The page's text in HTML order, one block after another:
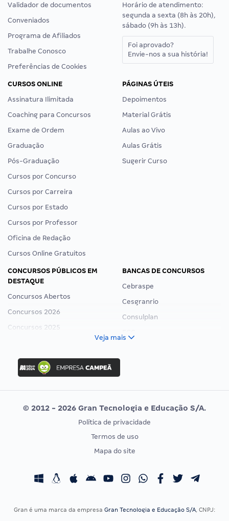
Validador de documentos
Conveniados
Programa de Afiliados
Trabalhe Conosco
Preferências de Cookies
Horário de atendimento:
segunda a sexta (8h às 20h),
sábado (9h às 13h).
Foi aprovado?
Envie-nos a sua história!
CURSOS ONLINE
Assinatura Ilimitada
Coaching para Concursos
Exame de Ordem
Graduação
Pós-Graduação
Cursos por Concurso
Cursos por Carreira
Cursos por Estado
Cursos por Professor
Oficina de Redação
Cursos Online Gratuitos
PÁGINAS ÚTEIS
Depoimentos
Material Grátis
Aulas ao Vivo
Aulas Grátis
Sugerir Curso
CONCURSOS PÚBLICOS EM
DESTAQUE
Concursos Abertos
Concursos 2026
Concursos 2025
Concurso Ibama
Concurso MPU
Editais publicados
BANCAS DE CONCURSOS
Cebraspe
Cesgranrio
Consulplan
Vunesp
CONCURSOS POR PROFISSÃO
Concursos Fiscais
EXAME DE ORDEM
Calendário OAB
Veja mais
© 2012 - 2026 Gran Tecnologia e Educação S/A.
Política de privacidade
Termos de uso
Mapa do site
Gran é uma marca da empresa Gran Tecnologia e Educação S/A, CNPJ: